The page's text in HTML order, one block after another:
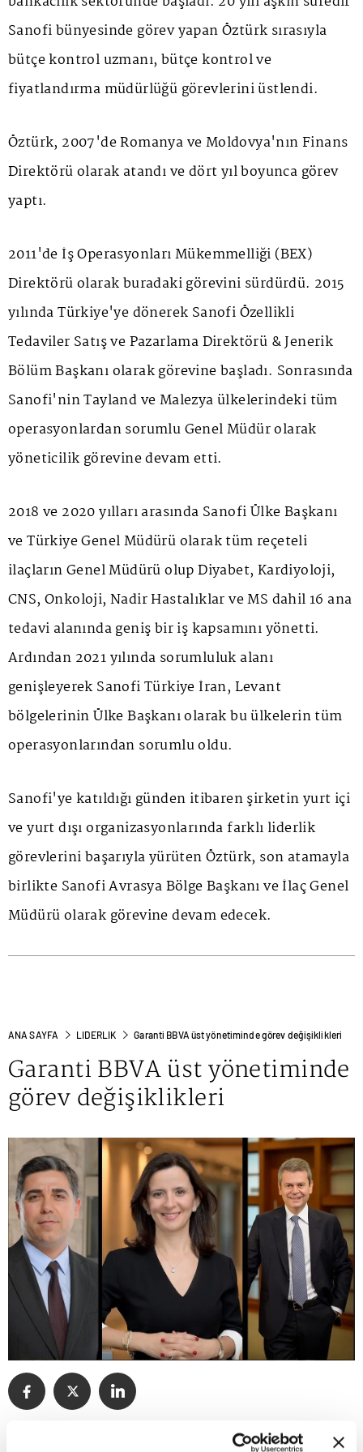
Sanofi bünyesinde görev yapan Öztürk sırasıyla
bütçe kontrol uzmanı, bütçe kontrol ve
fiyatlandırma müdürlüğü görevlerini üstlendi.
Öztürk, 2007'de Romanya ve Moldovya'nın Finans
Direktörü olarak atandı ve dört yıl boyunca görev
yaptı.
2011'de İş Operasyonları Mükemmelliği (BEX)
Direktörü olarak buradaki görevini sürdürdü. 2015
yılında Türkiye'ye dönerek Sanofi Özellikli
Tedaviler Satış ve Pazarlama Direktörü & Jenerik
Bölüm Başkanı olarak görevine başladı. Sonrasında
Sanofi'nin Tayland ve Malezya ülkelerindeki tüm
operasyonlardan sorumlu Genel Müdür olarak
yöneticilik görevine devam etti.
2018 ve 2020 yılları arasında Sanofi Ülke Başkanı
ve Türkiye Genel Müdürü olarak tüm reçeteli
ilaçların Genel Müdürü olup Diyabet, Kardiyoloji,
CNS, Onkoloji, Nadir Hastalıklar ve MS dahil 16 ana
tedavi alanında geniş bir iş kapsamını yönetti.
Ardından 2021 yılında sorumluluk alanı
genişleyerek Sanofi Türkiye İran, Levant
bölgelerinin Ülke Başkanı olarak bu ülkelerin tüm
operasyonlarından sorumlu oldu.
Sanofi'ye katıldığı günden itibaren şirketin yurt içi
ve yurt dışı organizasyonlarında farklı liderlik
görevlerini başarıyla yürüten Öztürk, son atamayla
birlikte Sanofi Avrasya Bölge Başkanı ve İlaç Genel
Müdürü olarak görevine devam edecek.
ANA SAYFA LIDERLIK Garanti BBVA üst yönetiminde görev değişiklikleri
Garanti BBVA üst yönetiminde
görev değişiklikleri